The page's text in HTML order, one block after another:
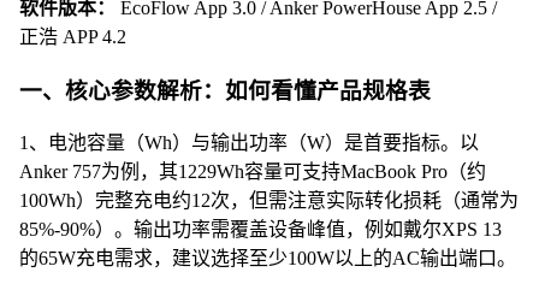
软件版本：
EcoFlow App 3.0 / Anker PowerHouse App 2.5 /
正浩 APP 4.2
一、核心参数解析：如何看懂产品规格表
1、电池容量（Wh）与输出功率（W）是首要指标。以
Anker 757为例，其1229Wh容量可支持MacBook Pro（约
100Wh）完整充电约12次，但需注意实际转化损耗（通常为
85%-90%）。输出功率需覆盖设备峰值，例如戴尔XPS 13
的65W充电需求，建议选择至少100W以上的AC输出端口。